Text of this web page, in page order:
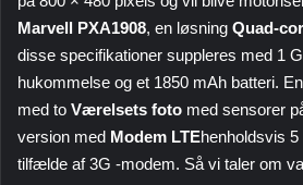
Marvell PXA1908, en løsning Quad-
disse specifikationer suppleres med 1
hukommelse og et 1850 mAh batteri.
med to Værelsets foto med sensorer
version med Modem LTEhenholdsvis
tilfælde af 3G -modem. Så vi taler om